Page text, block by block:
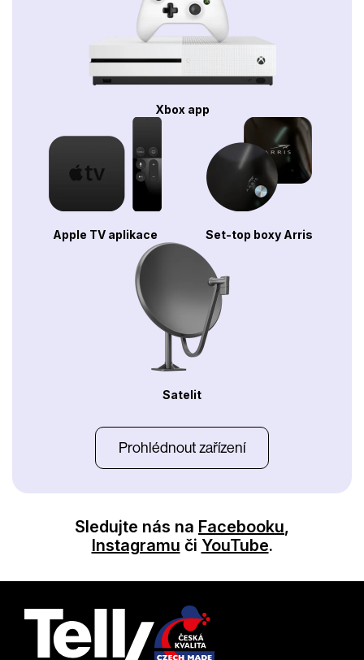
Xbox app
Apple TV aplikace Set-top boxy Arris
Satelit
Prohlédnout zařízení
Sledujte nás na Facebooku,
Instagramu či YouTube.